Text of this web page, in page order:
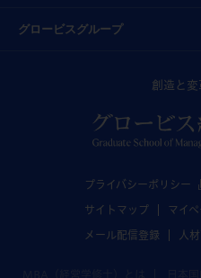
グロービスグループ
創造と
プライバシーポリシー
サイトマップ マイ
メール配信登録 人